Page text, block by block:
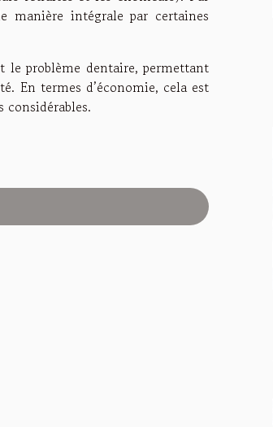
manière intégrale par certaines
le problème dentaire, permettant
En termes d’économie, cela est